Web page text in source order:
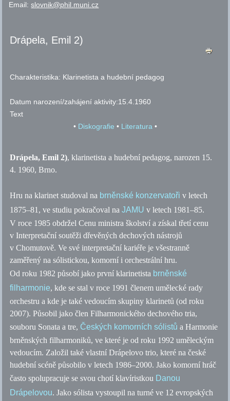
Email:slovnik@phil.muni.cz
Drápela, Emil 2)
Charakteristika: Klarinetista a hudební pedagog
Datum narození/zahájení aktivity:15.4.1960
Text
• Diskografie • Literatura•
Drápela, Emil 2), klarinetista a hudební pedagog, narozen 15.
4. 1960, Brno.
Hru na klarinet studoval na brněnské konzervatoři v letech
1875–81, ve studiu pokračoval naJAMU v letech 1981–85.
V roce 1985 obdržel Cenu ministra školství a získal třetí cenu
v Interpretační soutěži dřevěných dechových nástrojů
v Chomutově. Ve své interpretační kariéře je všestranně
zaměřený na sólistickou, komorní i orchestrální hru.
Od roku 1982 působí jako první klarinetista brněnské
filharmonie, kde se stal v roce 1991 členem umělecké rady
orchestru a kde je také vedoucím skupiny klarinetů (od roku
2007). Působil jako člen Filharmonického dechového tria,
souboru Sonata a tre, Českých komorních sólistů a Harmonie
brněnských filharmoniků, ve které je od roku 1992 uměleckým
vedoucím. Založil také vlastní Drápelovo trio, které na české
hudební scéně působilo v letech 1986–2000. Jako komorní hráč
často spolupracuje se svou chotí klavíristkou Danou
Drápelovou. Jako sólista vystoupil na turné ve 12 evropských